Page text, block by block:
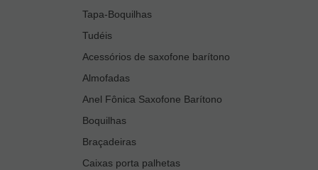
Tapa-Boquilhas
Tudéis
Acessórios de saxofone barítono
Almofadas
Anel Fônica Saxofone Barítono
Boquilhas
Braçadeiras
Caixas porta palhetas